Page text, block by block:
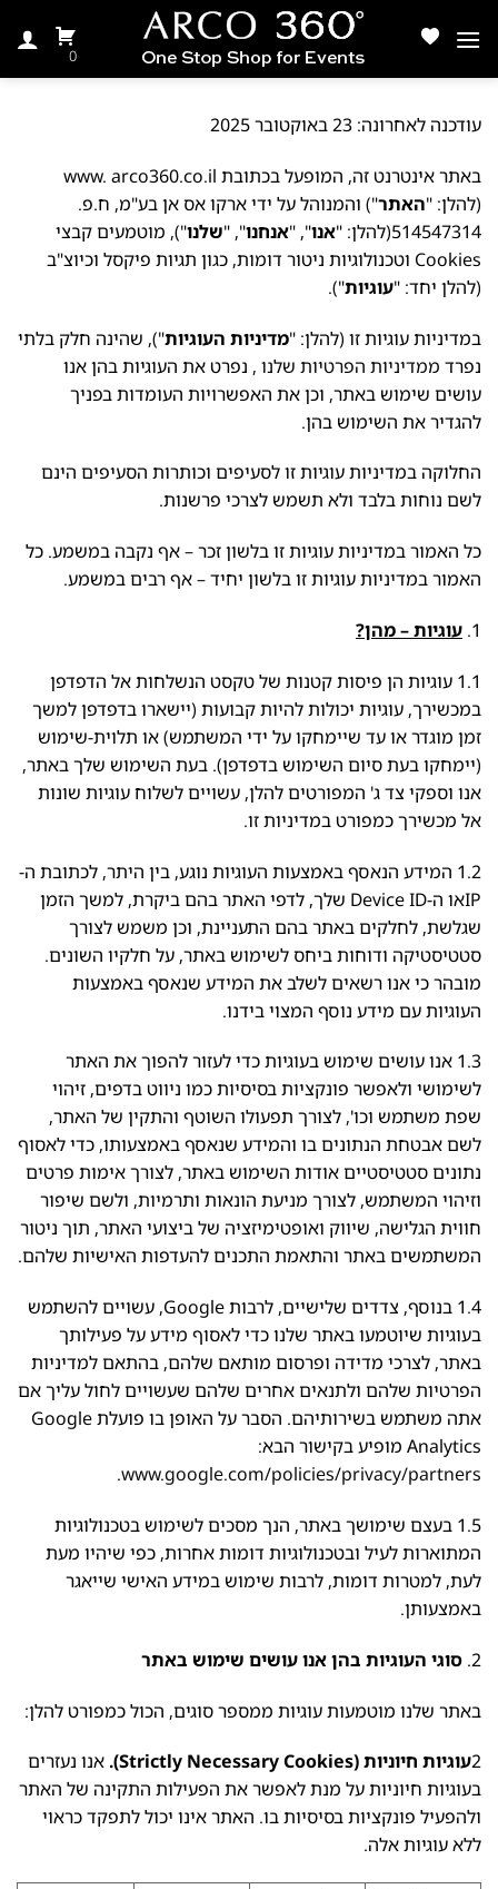
0
עודכנה לאחרונה: 23 באוקטובר 2025
באתר אינטרנט זה, המופעל בכתובת www. arco360.co.il
(להלן: "האתר") והמנוהל על ידי ארקו אס אן בע"מ, ח.פ.
514547314(להלן: "
אנו", "אנחנו", "שלנו"), מוטמעים קבצי
Cookies וטכנולוגיות ניטור דומות, כגון תגיות פיקסל וכיוצ"ב
(להלן יחד: "עוגיות").
במדיניות עוגיות זו (להלן: "מדיניות העוגיות"), שהינה חלק בלתי
נפרד ממדיניות הפרטיות שלנו , נפרט את העוגיות בהן אנו
עושים שימוש באתר, וכן את האפשרויות העומדות בפניך
להגדיר את השימוש בהן.
החלוקה במדיניות עוגיות זו לסעיפים וכותרות הסעיפים הינם
לשם נוחות בלבד ולא תשמש לצרכי פרשנות.
כל האמור במדיניות עוגיות זו בלשון זכר – אף נקבה במשמע. כל
האמור במדיניות עוגיות זו בלשון יחיד – אף רבים במשמע.
1. עוגיות – מהן?
1.1 עוגיות הן פיסות קטנות של טקסט הנשלחות אל הדפדפן
במכשירך, עוגיות יכולות להיות קבועות (יישארו בדפדפן למשך
זמן מוגדר או עד שיימחקו על ידי המשתמש) או תלוית-שימוש
(יימחקו בעת סיום השימוש בדפדפן). בעת השימוש שלך באתר,
אנו וספקי צד ג' המפורטים להלן, עשויים לשלוח עוגיות שונות
אל מכשירך כמפורט במדיניות זו.
1.2 המידע הנאסף באמצעות העוגיות נוגע, בין היתר, לכתובת ה-
IPאו ה-Device ID שלך, לדפי האתר בהם ביקרת, למשך הזמן
שגלשת, לחלקים באתר בהם התעניינת, וכן משמש לצורך
סטטיסטיקה ודוחות ביחס לשימוש באתר, על חלקיו השונים.
מובהר כי אנו רשאים לשלב את המידע שנאסף באמצעות
העוגיות עם מידע נוסף המצוי בידנו.
1.3 אנו עושים שימוש בעוגיות כדי לעזור להפוך את האתר
לשימושי ולאפשר פונקציות בסיסיות כמו ניווט בדפים, זיהוי
שפת משתמש וכו', לצורך תפעולו השוטף והתקין של האתר,
לשם אבטחת הנתונים בו והמידע שנאסף באמצעותו, כדי לאסוף
נתונים סטטיסטיים אודות השימוש באתר, לצורך אימות פרטים
וזיהוי המשתמש, לצורך מניעת הונאות ותרמיות, ולשם שיפור
חווית הגלישה, שיווק ואופטימיזציה של ביצועי האתר, תוך ניטור
המשתמשים באתר והתאמת התכנים להעדפות האישיות שלהם.
1.4 בנוסף, צדדים שלישיים, לרבות Google, עשויים להשתמש
בעוגיות שיוטמעו באתר שלנו כדי לאסוף מידע על פעילותך
באתר, לצרכי מדידה ופרסום מותאם שלהם, בהתאם למדיניות
הפרטיות שלהם ולתנאים אחרים שלהם שעשויים לחול עליך אם
אתה משתמש בשירותיהם. הסבר על האופן בו פועלת Google
Analytics מופיע בקישור הבא:
www.google.com/policies/privacy/partners
.
1.5 בעצם שימושך באתר, הנך מסכים לשימוש בטכנולוגיות
המתוארות לעיל ובטכנולוגיות דומות אחרות, כפי שיהיו מעת
לעת, למטרות דומות, לרבות שימוש במידע האישי שייאגר
באמצעותן.
2. סוגי העוגיות בהן אנו עושים שימוש באתר
באתר שלנו מוטמעות עוגיות ממספר סוגים, הכול כמפורט להלן:
2עוגיות חיוניות (Strictly Necessary Cookies).
אנו נעזרים
בעוגיות חיוניות על מנת לאפשר את הפעילות התקינה של האתר
ולהפעיל פונקציות בסיסיות בו. האתר אינו יכול לתפקד כראוי
ללא עוגיות אלה.